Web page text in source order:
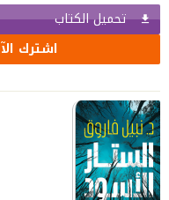
تحميل الكتاب
اشترك